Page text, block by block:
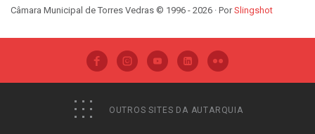
Câmara Municipal de Torres Vedras © 1996 - 2026 · PorSlingshot
OUTROS SITES DA AUTARQUIA